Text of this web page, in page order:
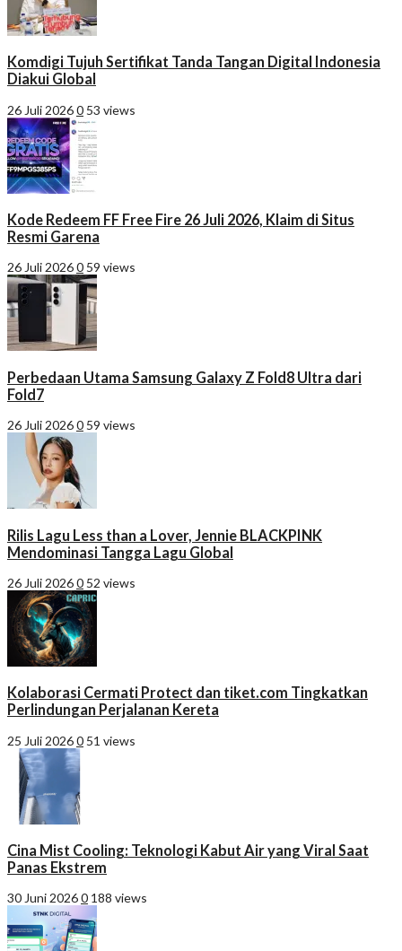
Komdigi Tujuh Sertifikat Tanda Tangan Digital Indonesia
Diakui Global
26 Juli 20260 53 views
Kode Redeem FF Free Fire 26 Juli 2026, Klaim di Situs
Resmi Garena
26 Juli 20260 59 views
Perbedaan Utama Samsung Galaxy Z Fold8 Ultra dari
Fold7
26 Juli 20260 59 views
Rilis Lagu Less than a Lover, Jennie BLACKPINK
Mendominasi Tangga Lagu Global
26 Juli 20260 52 views
Kolaborasi Cermati Protect dan tiket.com Tingkatkan
Perlindungan Perjalanan Kereta
25 Juli 20260 51 views
Cina Mist Cooling: Teknologi Kabut Air yang Viral Saat
Panas Ekstrem
30 Juni 20260 188 views